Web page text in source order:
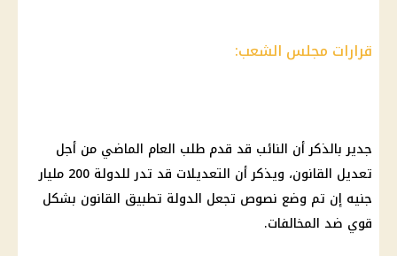
قرارات مجلس الشعب:
جدير بالذكر أن النائب قد قدم طلب العام الماضي من أجل
تعديل القانون، ويذكر أن التعديلات قد تدر للدولة 200 مليار
جنيه إن تم وضع نصوص تجعل الدولة تطبيق القانون بشكل
قوي ضد المخالفات.